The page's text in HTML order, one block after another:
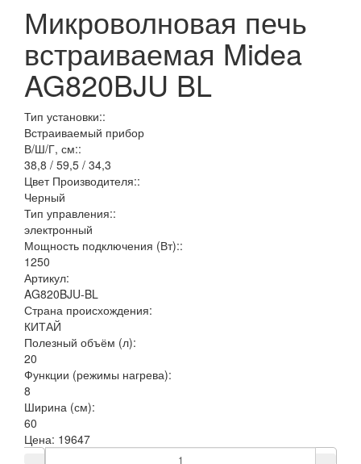
Микроволновая печь
встраиваемая Midea
AG820BJU BL
Тип установки::
Встраиваемый прибор
В/Ш/Г, см::
38,8 / 59,5 / 34,3
Цвет Производителя::
Черный
Тип управления::
электронный
Мощность подключения (Вт)::
1250
Артикул:
AG820BJU-BL
Страна происхождения:
КИТАЙ
Полезный объём (л):
20
Функции (режимы нагрева):
8
Ширина (см):
60
Цена: 19647